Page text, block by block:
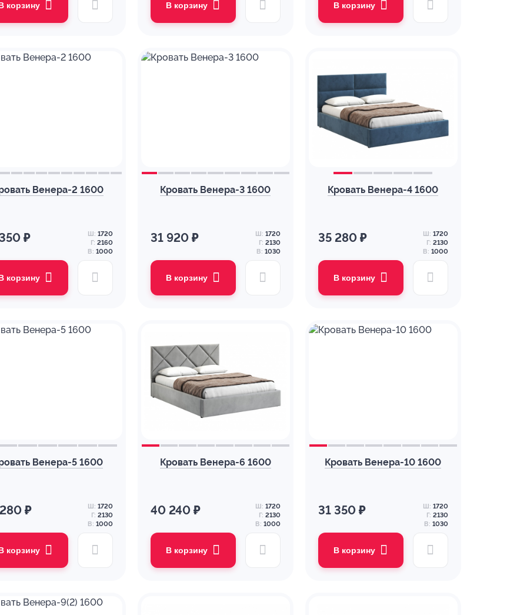
корзину В корзину В корзину
Венера-2 1600
₽ Ш: 1720
Г: 2160
В: 1000
корзину
Кровать Венера-3 1600
31 920 ₽ Ш: 1720
Г: 2130
В: 1030
В корзину
Кровать Венера-4 1600
35 280 ₽ Ш: 1720
Г: 2130
В: 1000
В корзину
Венера-5 1600
₽ Ш: 1720
Г: 2130
В: 1000
корзину
Кровать Венера-6 1600
40 240 ₽ Ш: 1720
Г: 2130
В: 1000
В корзину
Кровать Венера-10 1600
31 350 ₽ Ш: 1720
Г: 2130
В: 1030
В корзину